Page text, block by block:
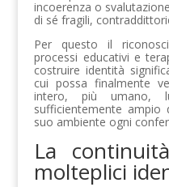
incoerenza o
di sé fragili,
Per questo il
processi educativi e
costruire identità
cui possa finalmente
intero, più umano,
sufficientemente ampio
suo ambiente ogni
La
molteplici